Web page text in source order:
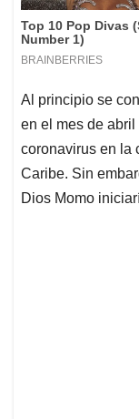
Al principio se
en el mes de
coronavirus en la
Caribe. Sin
Dios Momo